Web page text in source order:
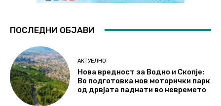
ПОСЛЕДНИ ОБЈАВИ
АКТУЕЛНО
Нова вредност за Водно и Скопје:
Во подготовка нов моторички парк
од дрвјата паднати во невремето